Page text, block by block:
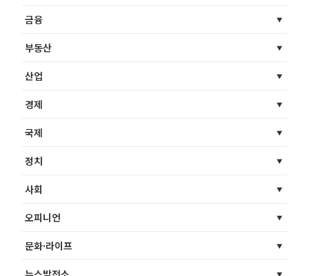
금융
부동산
산업
경제
국제
정치
사회
오피니언
문화·라이프